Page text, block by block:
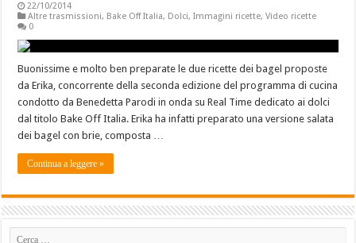
22/10/2014
Altre trasmissioni, Bake Off Italia, Dolci,Immagini ricette,Video ricette
0
Buonissime e molto ben preparate le due ricette dei bagel proposte
da Erika, concorrente della seconda edizione del programma di cucina
condotto da Benedetta Parodi in onda su Real Time dedicato ai dolci
dal titolo Bake Off Italia. Erika ha infatti preparato una versione salata
dei bagel con brie, composta …
Continua a leggere »